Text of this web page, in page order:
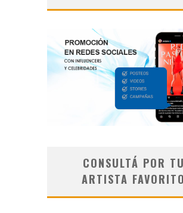
CONSULTÁ POR TU
ARTISTA FAVORITO